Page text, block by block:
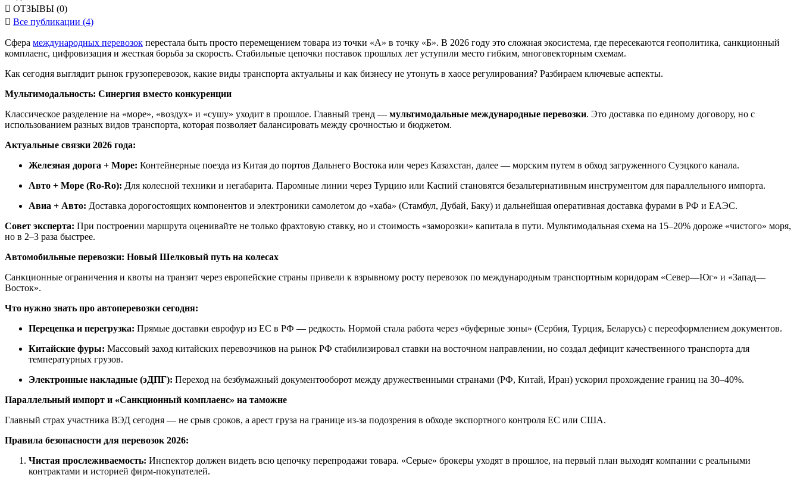
 ОТЗЫВЫ (0)
 Все публикации (4)
Сфера международных перевозок перестала быть просто перемещением товара из точки «А» в точку «Б». В 2026 году это сложная экосистема, где пересекаются геополитика, санкционный
комплаенс, цифровизация и жесткая борьба за скорость. Стабильные цепочки поставок прошлых лет уступили место гибким, многовекторным схемам.
Как сегодня выглядит рынок грузоперевозок, какие виды транспорта актуальны и как бизнесу не утонуть в хаосе регулирования? Разбираем ключевые аспекты.
Мультимодальность: Синергия вместо конкуренции
Классическое разделение на «море», «воздух» и «сушу» уходит в прошлое. Главный тренд — мультимодальные международные перевозки. Это доставка по единому договору, но с
использованием разных видов транспорта, которая позволяет балансировать между срочностью и бюджетом.
Актуальные связки 2026 года:
Железная дорога + Море: Контейнерные поезда из Китая до портов Дальнего Востока или через Казахстан, далее — морским путем в обход загруженного Суэцкого канала.
Авто + Море (Ro-Ro): Для колесной техники и негабарита. Паромные линии через Турцию или Каспий становятся безальтернативным инструментом для параллельного импорта.
Авиа + Авто: Доставка дорогостоящих компонентов и электроники самолетом до «хаба» (Стамбул, Дубай, Баку) и дальнейшая оперативная доставка фурами в РФ и ЕАЭС.
Совет эксперта: При построении маршрута оценивайте не только фрахтовую ставку, но и стоимость «заморозки» капитала в пути. Мультимодальная схема на 15–20% дороже «чистого» моря,
но в 2–3 раза быстрее.
Автомобильные перевозки: Новый Шелковый путь на колесах
Санкционные ограничения и квоты на транзит через европейские страны привели к взрывному росту перевозок по международным транспортным коридорам «Север—Юг» и «Запад—
Восток».
Что нужно знать про автоперевозки сегодня:
Перецепка и перегрузка: Прямые доставки еврофур из ЕС в РФ — редкость. Нормой стала работа через «буферные зоны» (Сербия, Турция, Беларусь) с переоформлением документов.
Китайские фуры: Массовый заход китайских перевозчиков на рынок РФ стабилизировал ставки на восточном направлении, но создал дефицит качественного транспорта для
температурных грузов.
Электронные накладные (эДПГ): Переход на безбумажный документооборот между дружественными странами (РФ, Китай, Иран) ускорил прохождение границ на 30–40%.
Параллельный импорт и «Санкционный комплаенс» на таможне
Главный страх участника ВЭД сегодня — не срыв сроков, а арест груза на границе из-за подозрения в обходе экспортного контроля ЕС или США.
Правила безопасности для перевозок 2026:
Чистая прослеживаемость: Инспектор должен видеть всю цепочку перепродажи товара. «Серые» брокеры уходят в прошлое, на первый план выходят компании с реальными
контрактами и историей фирм-покупателей.